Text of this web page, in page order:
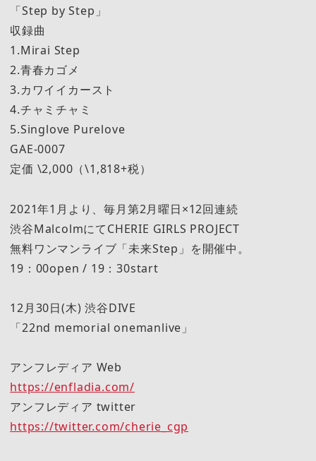
「Step by Step」
収録曲
1.Mirai Step
2.青春カゴメ
3.カワイイカースト
4.チャミチャミ
5.Singlove Purelove
GAE-0007
定価 \2,000（\1,818+税）
2021年1月より、毎月第2月曜日×12回連続
渋谷MalcolmにてCHERIE GIRLS PROJECT
無料ワンマンライブ「未来Step」を開催中。
19：00open / 19：30start
12月30日(木) 渋谷DIVE
「22nd memorial onemanlive」
アンフレディア Web
https://enfladia.com/
アンフレディア twitter
https://twitter.com/cherie_cgp